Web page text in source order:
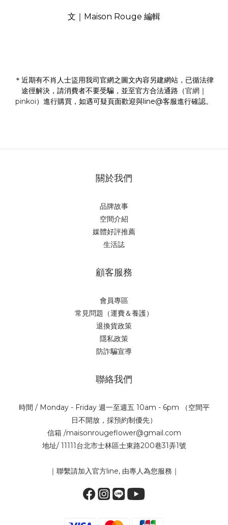
文｜Maison Rouge 編輯
＊近期有不肖人士盜用我司官網之圖文內容另建網站，已循法律
途徑解決，請消費者不要受騙，並至官方合法通路（官網 ｜
pinkoi）進行購買，如遇可疑頁面歡迎與line@客服進行確認。
關於我們
品牌故事
空間介紹
媒體好評推薦
生活誌
顧客服務
會員專區
常見問題（運費＆養護）
退換貨政策
隱私政策
防詐騙宣導
聯絡我們
時間 / Monday - Friday 週一至週五 10am - 6pm （空間平
日不開放，採預約制優先）
信箱 /maisonrougeflower@gmail.com
地址/ 11111台北市士林區士東路200巷31弄1號
｜聯繫請加入官方line, 由專人為您服務｜